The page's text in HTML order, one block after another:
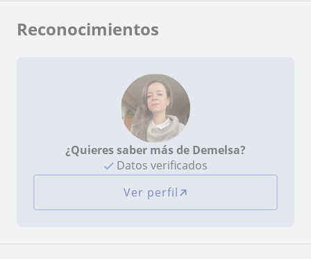
Reconocimientos
¿Quieres saber más de Demelsa?
Datos verificados
Ver perfil